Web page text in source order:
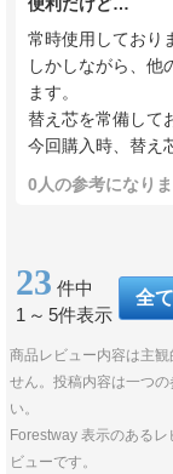
便利だけど…
常時使用しており
しかしながら、他
ます。
替え芯を常備して
今回購入時、替え
0人の参考になり
23 件中
1 ～ 5件表示
全
商品レビュー内容は主
せん。投稿内容は一つ
い。
Forestway 表示のある
ビューです。